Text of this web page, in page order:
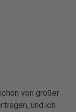
von großer
und ich